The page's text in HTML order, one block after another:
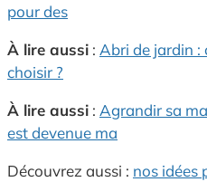
pour des
À lire aussi : Abri de jardin :
choisir ?
À lire aussi : Agrandir sa
est devenue ma
Découvrez aussi : nos idées